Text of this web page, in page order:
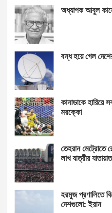
অধ্যাপক আবুল
বন্ধ হয়ে গেল
কানাডাকে হারিয়ে
মরক্কো
তেহরান মেট্রোতে
লাখ যাত্রীর যাতায়াত
হরমুজ প্রণালিতে
দেশগুলো: ইরান